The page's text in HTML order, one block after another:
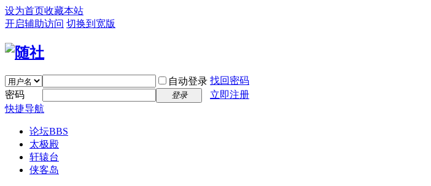
设为首页收藏本站
开启辅助访问 切换到宽版
自动登录 找回密码
密码
登录
立即注册
快捷导航
论坛BBS
太极殿
轩辕台
侠客岛